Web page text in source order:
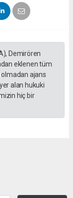
Demirören
eklenen tüm
ajans
alan hukuki
hiç bir